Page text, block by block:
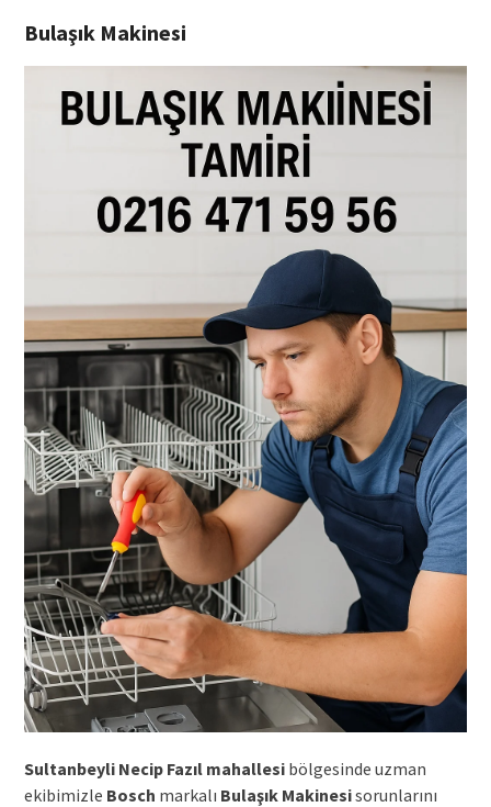
Bulaşık Makinesi
Sultanbeyli Necip Fazıl mahallesibölgesinde uzman
ekibimizle Bosch markalı Bulaşık Makinesisorunlarını